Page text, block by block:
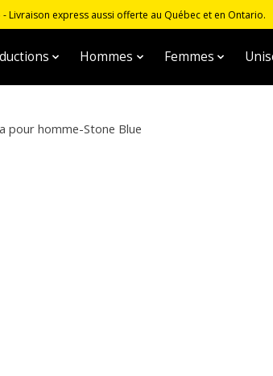
Livraison express aussi offerte au Québec et en Ontario.
Hommes Femmes
pour homme-Stone Blue